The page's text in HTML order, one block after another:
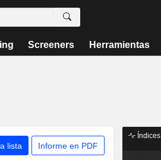
Screeners Herramientas
lista Informe en PDF
Índices